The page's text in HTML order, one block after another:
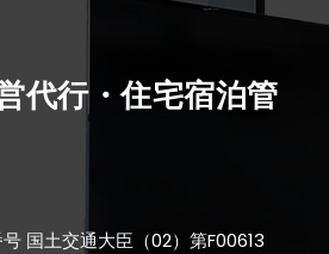
代行・住宅宿泊管
国土交通大臣（02）第F00613